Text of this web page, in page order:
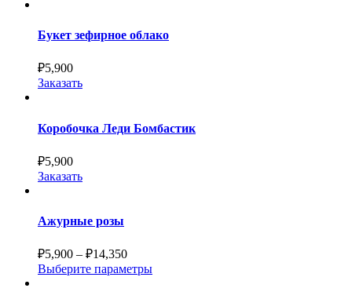
Букет зефирное облако
₽5,900
Заказать
Коробочка Леди Бомбастик
₽5,900
Заказать
Ажурные розы
₽5,900 – ₽14,350
Выберите параметры